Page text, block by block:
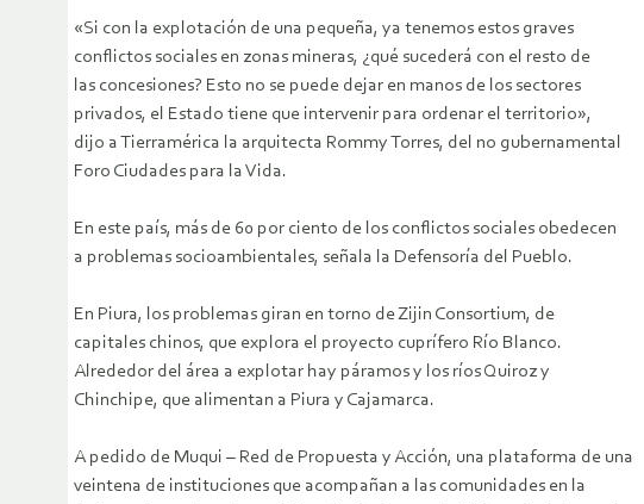
«Si con la explotación de una pequeña, ya tenemos estos graves
conflictos sociales en zonas mineras, ¿qué sucederá con el resto de
las concesiones? Esto no se puede dejar en manos de los sectores
privados, el Estado tiene que intervenir para ordenar el territorio»,
dijo a Tierramérica la arquitecta Rommy Torres, del no gubernamental
Foro Ciudades para la Vida.
En este país, más de 60 por ciento de los conflictos sociales obedecen
a problemas socioambientales, señala la Defensoría del Pueblo.
En Piura, los problemas giran en torno de Zijin Consortium, de
capitales chinos, que explora el proyecto cuprífero Río Blanco.
Alrededor del área a explotar hay páramos y los ríos Quiroz y
Chinchipe, que alimentan a Piura y Cajamarca.
A pedido de Muqui – Red de Propuesta y Acción, una plataforma de una
veintena de instituciones que acompañan a las comunidades en la